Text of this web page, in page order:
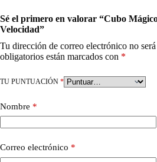
Sé el primero en valorar “Cubo
Velocidad”
Tu dirección de correo electrónico no
obligatorios están marcados con *
TU PUNTUACIÓN *
Nombre *
Correo electrónico *